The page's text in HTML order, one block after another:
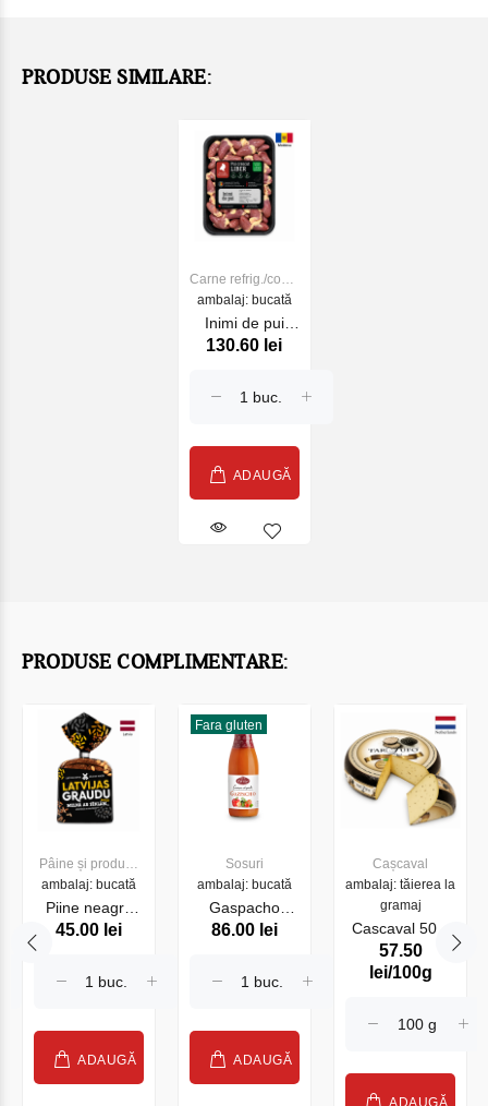
PRODUSE SIMILARE:
Carne refrig./cong.
de PUI
ambalaj: bucată
Inimi de pui
500g
130.60 lei
ADAUGĂ
PRODUSE COMPLIMENTARE:
Pâine și produse
de panificație
ambalaj: bucată
Piine neagra
din Latvia cu
45.00 lei
ADAUGĂ
Fara gluten
Sosuri
ambalaj: bucată
Gaspacho
Ferrer original
86.00 lei
ADAUGĂ
Cașcaval
ambalaj: tăierea la
gramaj
Cascaval 50%
Farm Tartufo
(070675)
57.50
lei/100g
ADAUGĂ